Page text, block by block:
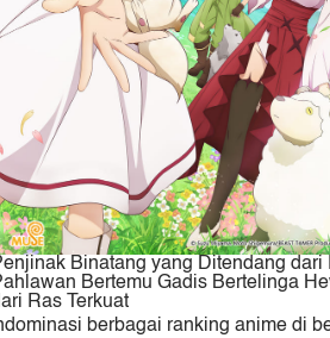
Binatang yang Ditendang dari
Bertemu Gadis Bertelinga
Ras Terkuat
berbagai ranking anime di